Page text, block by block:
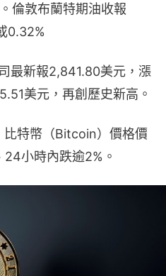
倫敦布蘭特期油收報
0.32%
最新報2,841.80美元，漲
美元，再創歷史新高。
特幣（Bitcoin）價格價
小時內跌逾2%。